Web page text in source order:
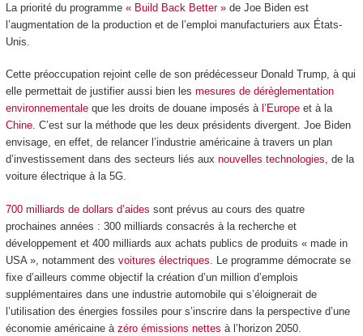
La priorité du programme « Build Back Better »de Joe Biden est
l’augmentation de la production et de l’emploi manufacturiers aux États-
Unis.
Cette préoccupation rejoint celle de son prédécesseur Donald Trump, à qui
elle permettait de justifier aussi bien les mesures de dérèglementation
environnementaleque les droits de douane imposés à l’Europeet à la
Chine. C’est sur la méthode que les deux présidents divergent. Joe Biden
envisage, en effet, de relancer l’industrie américaine à travers un plan
d’investissement dans des secteurs liés aux nouvelles technologies, de la
voiture électrique à la 5G.
700 milliards de dollars d’aides sont prévus au cours des quatre
prochaines années : 300 milliards consacrés à la recherche et
développement et 400 milliards aux achats publics de produits « made in
USA », notamment des voitures électriques . Le programme démocrate se
fixe d’ailleurs comme objectif la création d’un million d’emplois
supplémentaires dans une industrie automobile qui s’éloignerait de
l’utilisation des énergies fossiles pour s’inscrire dans la perspective d’une
économie américaine à zéro émissions nettes à l’horizon 2050.